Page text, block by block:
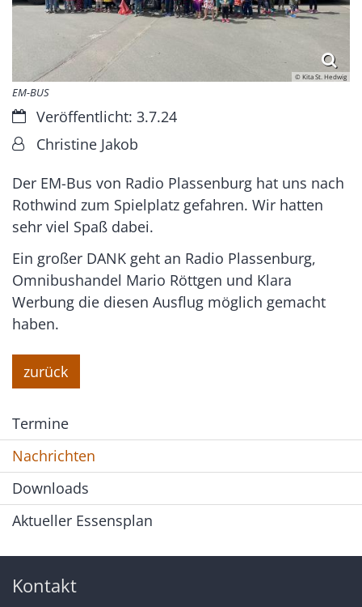
© Kita St. Hedwig
EM-BUS
Datum:Veröffentlicht: 3.7.24
Von:Christine Jakob
Der EM-Bus von Radio Plassenburg hat uns nach
Rothwind zum Spielplatz gefahren. Wir hatten
sehr viel Spaß dabei.
Ein großer DANK geht an Radio Plassenburg,
Omnibushandel Mario Röttgen und Klara
Werbung die diesen Ausflug möglich gemacht
haben.
zurück
Termine
Nachrichten
Downloads
Aktueller Essensplan
Kontakt